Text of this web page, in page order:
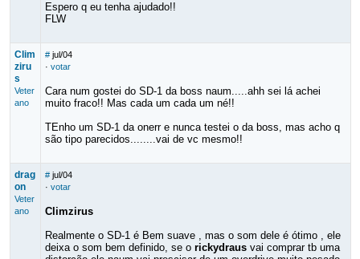
Espero q eu tenha ajudado!!
FLW
Clim
ziru
s
Veter
ano
# jul/04
· votar
Cara num gostei do SD-1 da boss naum.....ahh sei lá achei
muito fraco!! Mas cada um cada um né!!
TEnho um SD-1 da onerr e nunca testei o da boss, mas acho q
são tipo parecidos........vai de vc mesmo!!
drag
on
Veter
ano
# jul/04
· votar
Climzirus
Realmente o SD-1 é Bem suave , mas o som dele é ótimo , ele
deixa o som bem definido, se o rickydrausvai comprar tb uma